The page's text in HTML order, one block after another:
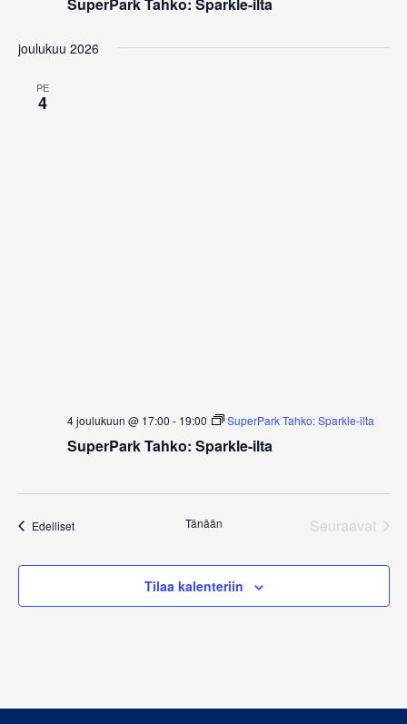
joulukuu 2026
PE
4
SuperPark Tahko: Sparkle-ilta
4 joulukuun @ 17:00 - 19:00 SuperPark Tahko: Sparkle-ilta
EdellisetTapahtumat Tänään
Seuraavat
Tilaa kalenteriin